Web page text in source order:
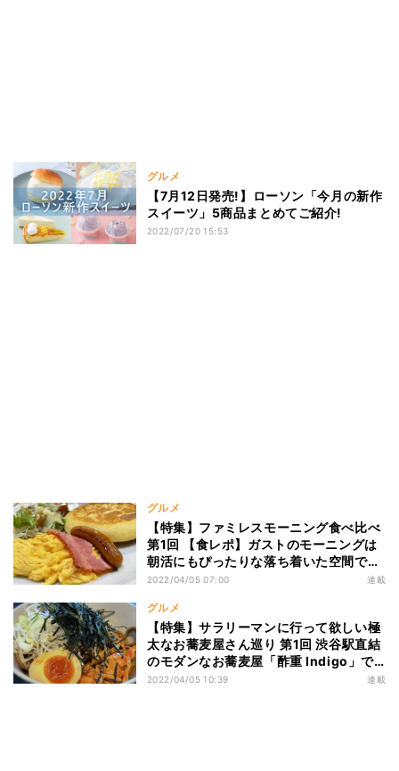
グルメ
【7月12日発売!】ローソン「今月の新作
スイーツ」5商品まとめてご紹介!
2022/07/20 15:53
グルメ
【特集】ファミレスモーニング食べ比べ
第1回 【食レポ】ガストのモーニングは
朝活にもぴったりな落ち着いた空間でし
た
2022/04/05 07:00 連載
グルメ
【特集】サラリーマンに行って欲しい極
太なお蕎麦屋さん巡り 第1回 渋谷駅直結
のモダンなお蕎麦屋「酢重 Indigo」で
優雅にランチを楽しむ
2022/04/05 10:39 連載